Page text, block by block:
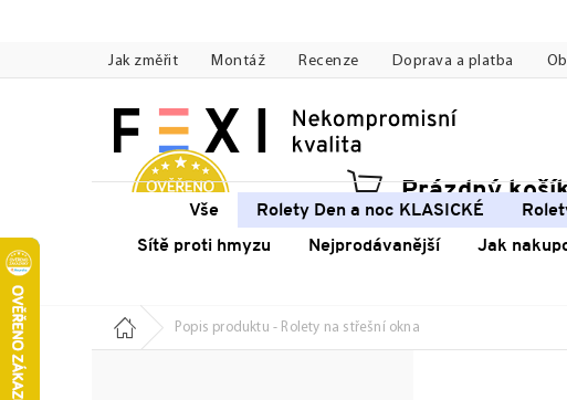
Jak změřit Montáž Recenze Doprava a platba
Nákupní
košík
Prázdný
Vše Rolety Den a noc KLASICKÉ
Sítě proti hmyzu
Nejprodávanější Jak
Domů Popis produktu - Rolety na střešní okna